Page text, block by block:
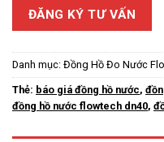
ĐĂNG KÝ TƯ VẤN
Danh mục: Đồng Hồ Đo Nước
Thẻ: báo giá đồng hồ nước,
đồng hồ nước flowtech dn40,